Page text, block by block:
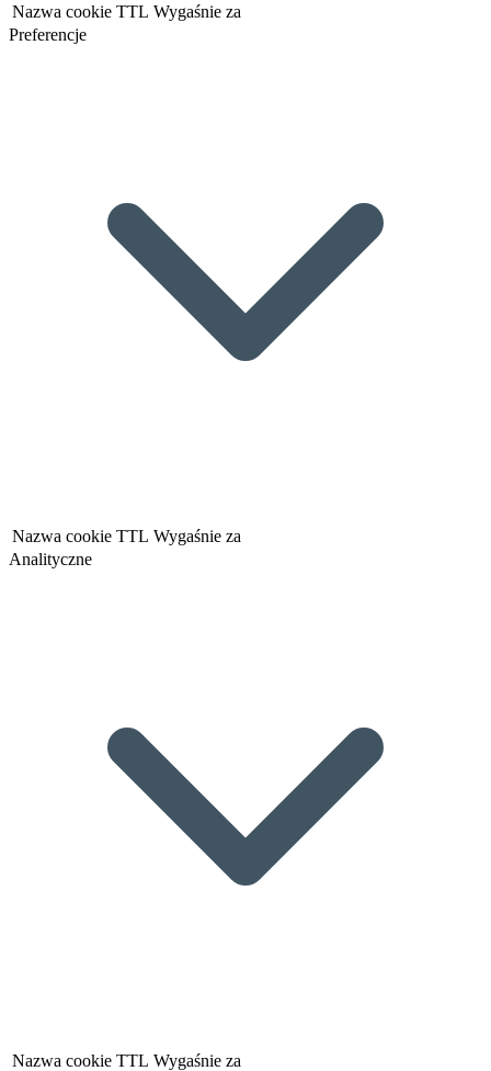
Nazwa cookie TTL Wygaśnie za
Preferencje
Nazwa cookie TTL Wygaśnie za
Analityczne
Nazwa cookie TTL Wygaśnie za